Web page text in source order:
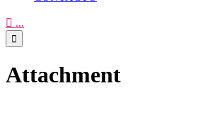
 ...

Attachment